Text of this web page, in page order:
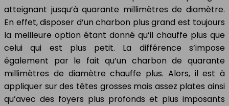
atteignant jusqu’à quarante millimètres de diamètre.
En effet, disposer d’un charbon plus grand est toujours
la meilleure option étant donné qu’il chauffe plus que
celui qui est plus petit. La différence s’impose
également par le fait qu’un charbon de quarante
millimètres de diamètre chauffe plus. Alors, il est à
appliquer sur des têtes grosses mais assez plates ainsi
qu’avec des foyers plus profonds et plus imposants